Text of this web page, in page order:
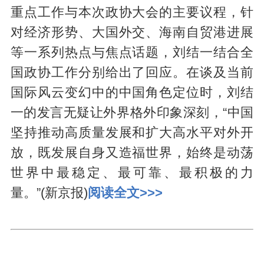
重点工作与本次政协大会的主要议程，针
对经济形势、大国外交、海南自贸港进展
等一系列热点与焦点话题，刘结一结合全
国政协工作分别给出了回应。在谈及当前
国际风云变幻中的中国角色定位时，刘结
一的发言无疑让外界格外印象深刻，“中国
坚持推动高质量发展和扩大高水平对外开
放，既发展自身又造福世界，始终是动荡
世界中最稳定、最可靠、最积极的力
量。”(新京报)阅读全文>>>